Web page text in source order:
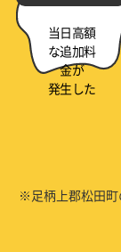
当日高額
な追加料
金が
発生した
※足柄上郡松田町